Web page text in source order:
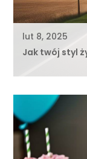
lut 8, 2025
Jak twój styl